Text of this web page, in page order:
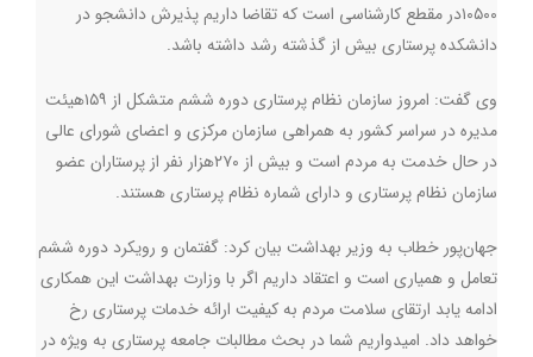
۱۰۵۰۰در مقطع کارشناسی است که تقاضا داریم پذیرش دانشجو در
دانشکده پرستاری بیش از گذشته رشد داشته باشد.
وی گفت: امروز سازمان نظام پرستاری دوره ششم متشکل از ۱۵۹هیئت
مدیره در سراسر کشور به همراهی سازمان مرکزی و اعضای شورای عالی
در حال خدمت به مردم است و بیش از ۲۷۰هزار نفر از پرستاران عضو
سازمان نظام پرستاری و دارای شماره نظام پرستاری هستند.
جهان‌پور خطاب به وزیر بهداشت بیان کرد: گفتمان و رویکرد دوره ششم
تعامل و همیاری است و اعتقاد داریم اگر با وزارت بهداشت این همکاری
ادامه یابد ارتقای سلامت مردم به کیفیت ارائه خدمات پرستاری رخ
خواهد داد. امیدواریم شما در بحث مطالبات جامعه پرستاری به ویژه در